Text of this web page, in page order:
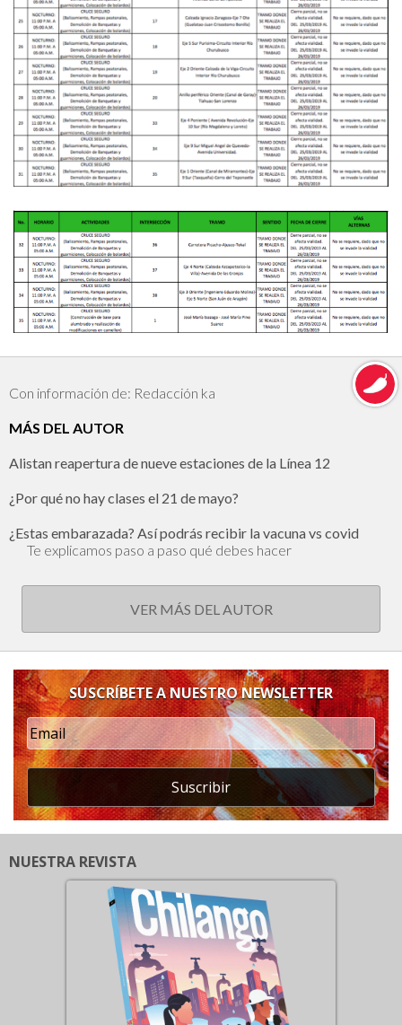
Con información de: Redacción ka
MÁS DEL AUTOR
Alistan reapertura de nueve estaciones de la Línea 12
¿Por qué no hay clases el 21 de mayo?
¿Estas embarazada? Así podrás recibir la vacuna vs covid
Te explicamos paso a paso qué debes hacer
VER MÁS DEL AUTOR
SUSCRÍBETE A NUESTRO NEWSLETTER
Suscribir
NUESTRA REVISTA